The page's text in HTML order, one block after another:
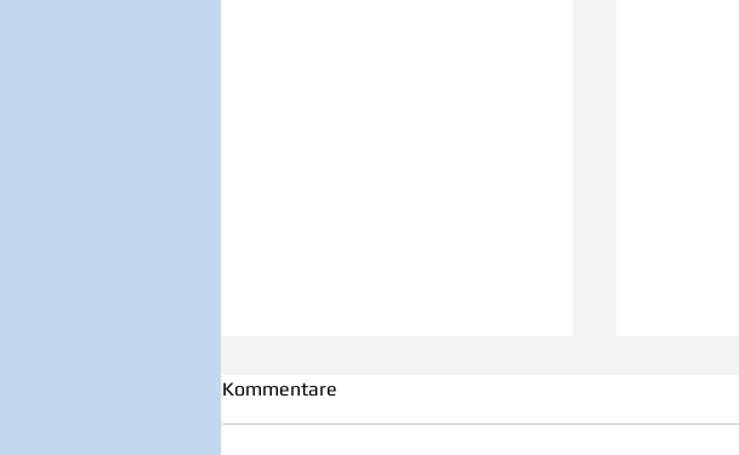
Kommentare